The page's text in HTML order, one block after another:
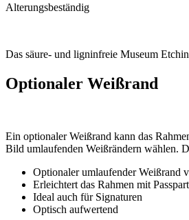
Alterungsbeständig
Das säure- und ligninfreie Museum
Optionaler Weißrand
Ein optionaler Weißrand kann das
Bild umlaufenden Weißrändern wählen.
Optionaler umlaufender Weißrand
Erleichtert das Rahmen mit
Ideal auch für Signaturen
Optisch aufwertend